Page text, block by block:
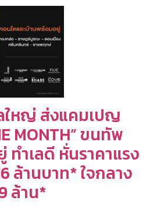
ใหญ่ ส่งแคมเปญ
MONTH” ขนทัพ
ทำเลดี หั่นราคาแรง
ล้านบาท* ใจกลาง
ล้าน*